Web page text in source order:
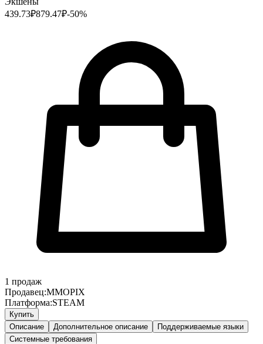
439.73₽879.47₽-50%
1 продаж
Продавец:MMOPIX
Платформа:STEAM
Купить
Описание
Дополнительное описание
Поддерживаемые языки
Системные требования